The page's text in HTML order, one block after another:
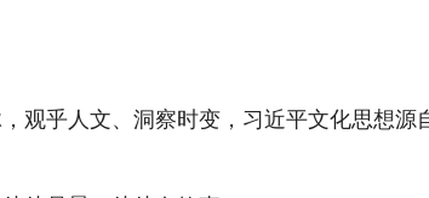
观乎人文、洞察时变，习近平文化思想